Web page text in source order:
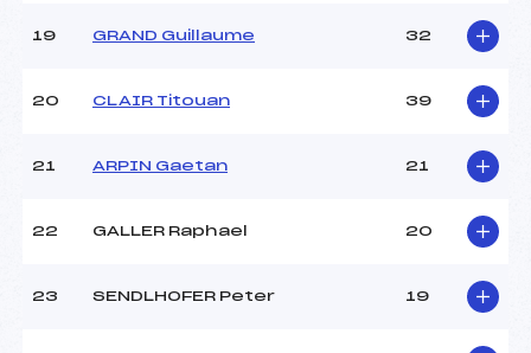
19 GRAND Guillaume 32
20 CLAIR Titouan 39
21 ARPIN Gaetan 21
22 GALLER Raphael 20
23 SENDLHOFER Peter 19